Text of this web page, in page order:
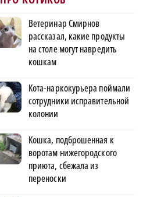
Ветеринар Смирнов
рассказал, какие продукты
на столе могут навредить
кошкам
Кота-наркокурьера поймали
сотрудники исправительной
колонии
Кошка, подброшенная к
воротам нижегородского
приюта, сбежала из
переноски